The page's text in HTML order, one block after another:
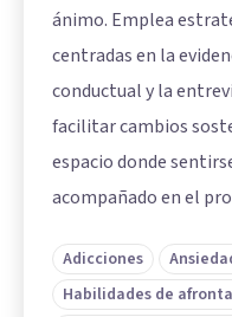
ánimo. Emplea
centradas en la
conductual y la
facilitar cambios
espacio donde
acompañado en el
Adicciones
Habilidades de